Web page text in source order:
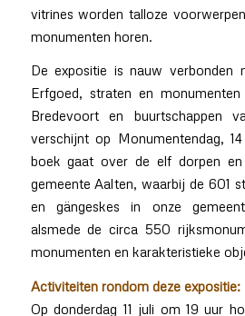
vitrines worden talloze
monumenten horen.
De expositie is nauw verbonden
Erfgoed, straten en
Bredevoort en buurtschappen
verschijnt op Monumentendag,
boek gaat over de elf dorpen en
gemeente Aalten, waarbij de 601
en gängeskes in onze
alsmede de circa 550
monumenten en karakteristieke
Activiteiten rondom deze expositie:
Op donderdag 11 juli om 19 uur